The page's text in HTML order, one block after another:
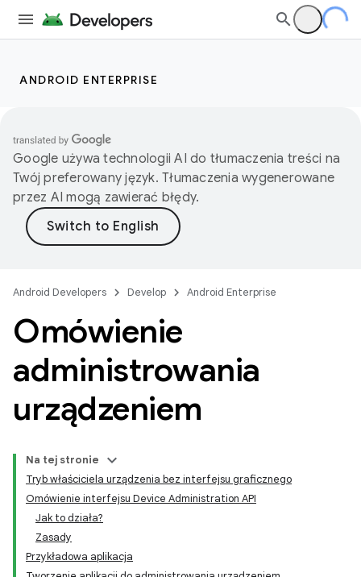
ANDROID ENTERPRISE
Google używa technologii AI do tłumaczenia treści na
Twój preferowany język. Tłumaczenia wygenerowane
przez AI mogą zawierać błędy.
Android Developers Develop Android Enterprise
Omówienie
administrowania
urządzeniem
Na tej stronie
Tryb właściciela urządzenia bez interfejsu graficznego
Omówienie interfejsu Device Administration API
Jak to działa?
Zasady
Przykładowa aplikacja